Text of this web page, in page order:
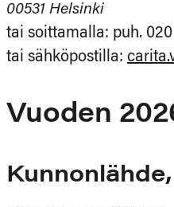
00531 Helsinki
tai soittamalla: puh. 020
tai sähköpostilla:
Vuoden